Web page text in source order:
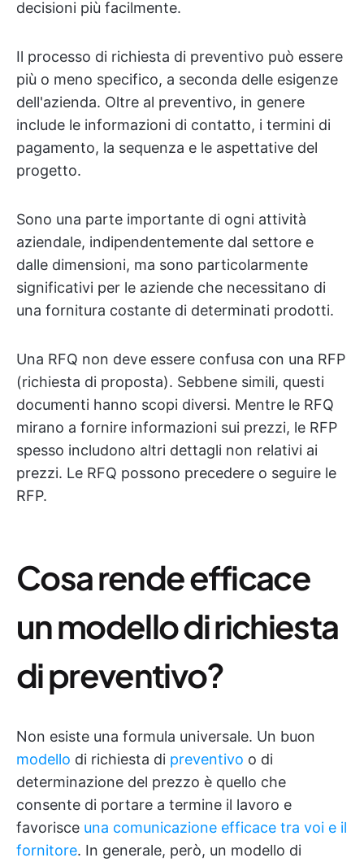
decisioni più facilmente.
Il processo di richiesta di preventivo può essere
più o meno specifico, a seconda delle esigenze
dell'azienda. Oltre al preventivo, in genere
include le informazioni di contatto, i termini di
pagamento, la sequenza e le aspettative del
progetto.
Sono una parte importante di ogni attività
aziendale, indipendentemente dal settore e
dalle dimensioni, ma sono particolarmente
significativi per le aziende che necessitano di
una fornitura costante di determinati prodotti.
Una RFQ non deve essere confusa con una RFP
(richiesta di proposta). Sebbene simili, questi
documenti hanno scopi diversi. Mentre le RFQ
mirano a fornire informazioni sui prezzi, le RFP
spesso includono altri dettagli non relativi ai
prezzi. Le RFQ possono precedere o seguire le
RFP.
Cosa rende efficace
un modello di richiesta
di preventivo?
Non esiste una formula universale. Un buon
modello di richiesta di preventivo o di
determinazione del prezzo è quello che
consente di portare a termine il lavoro e
favorisce una comunicazione efficace tra voi e il
fornitore. In generale, però, un modello di